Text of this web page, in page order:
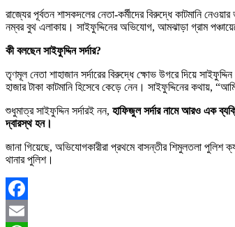
রাজ্যের পূর্বতন শাসকদলের নেতা-কর্মীদের বিরুদ্ধে কাটমানি
নম্বর বুথ এলাকায়। সাইফুদ্দিনের অভিযোগ, আমঝাড়া গ্রাম
কী বলছেন সাইফুদ্দিন সর্দার?
তৃণমূল নেতা শাহাজান সর্দারের বিরুদ্ধে ক্ষোভ উগরে দিয়ে
হাজার টাকা কাটমানি হিসেবে কেড়ে নেন। সাইফুদ্দিনের কথায়,
শুধুমাত্র সাইফুদ্দিন সর্দারই নন, হাফিজুল সর্দার নামে আরও এক
দ্বারস্থ হন।
জানা গিয়েছে, অভিযোগকারীরা প্রথমে বাসন্তীর শিমুলতলা পুলিশ
থানার পুলিশ।
Facebook